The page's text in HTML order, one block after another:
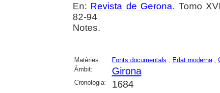
En: Revista de Gerona. Tomo
82-94
Notes.
Matèries: Fonts documentals ; Edat moderna;
Àmbit:
Girona
Cronologia: 1684